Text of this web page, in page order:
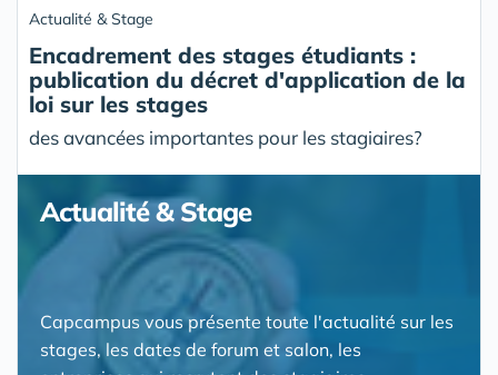
Actualité & Stage
Encadrement des stages étudiants :
publication du décret d'application de la
loi sur les stages
des avancées importantes pour les stagiaires?
Actualité & Stage
Capcampus vous présente toute l'actualité sur les
stages, les dates de forum et salon, les